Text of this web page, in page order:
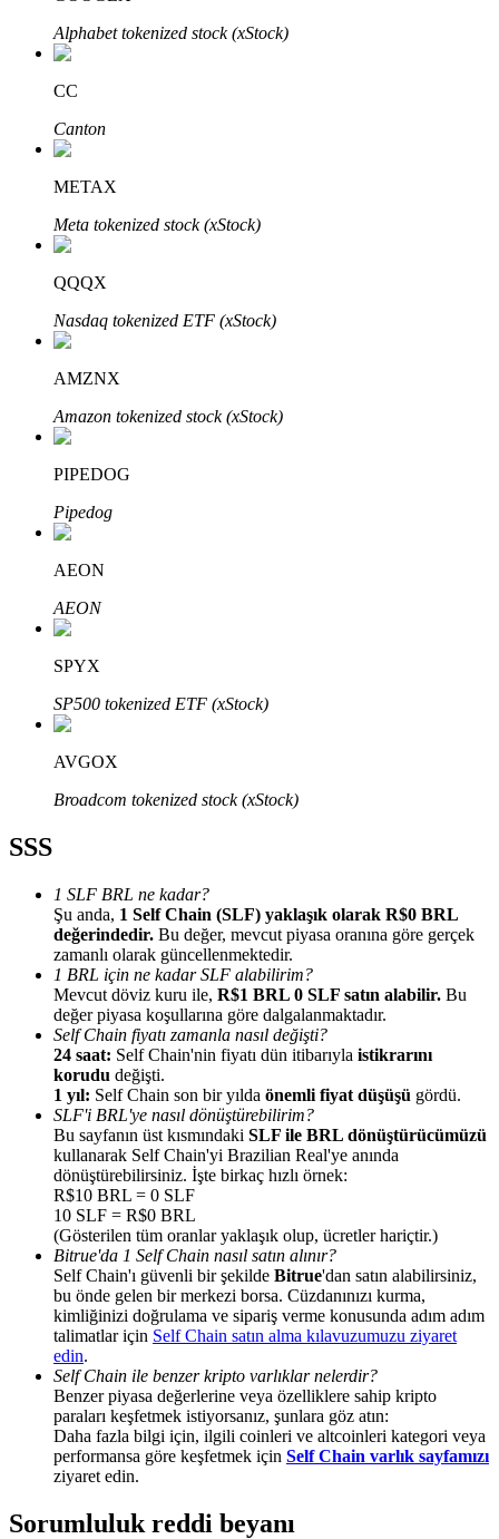
Otomatik Yatırım
Uzun vadeli kâr ve esnek çıkarlar elde edin
Bitrue
Bitrue Ortakları
Kullanıcı başına %65'e kadar komisyon!
Yönlendirme
Arkadaşını davet et, nakit ödüller kazan
BTC Welcome Rewards
BTC Welcome Rewards
Alphabet tokenized stock (xStock)
CC
Canton
METAX
Meta tokenized stock (xStock)
QQQX
Nasdaq tokenized ETF (xStock)
AMZNX
Amazon tokenized stock (xStock)
PIPEDOG
Pipedog
AEON
AEON
SPYX
SP500 tokenized ETF (xStock)
AVGOX
Broadcom tokenized stock (xStock)
SSS
1 SLF BRL ne kadar?
Şu anda, 1 Self Chain (SLF) yaklaşık olarak R$0 BRL
değerindedir. Bu değer, mevcut piyasa oranına göre gerçek
zamanlı olarak güncellenmektedir.
1 BRL için ne kadar SLF alabilirim?
Mevcut döviz kuru ile, R$1 BRL 0 SLF satın alabilir. Bu
değer piyasa koşullarına göre dalgalanmaktadır.
Self Chain fiyatı zamanla nasıl değişti?
24 saat: Self Chain'nin fiyatı dün itibarıyla istikrarını
korudu değişti.
1 yıl: Self Chain son bir yılda önemli fiyat düşüşü gördü.
SLF'i BRL'ye nasıl dönüştürebilirim?
Bu sayfanın üst kısmındaki SLF ile BRL dönüştürücümüzü
kullanarak Self Chain'yi Brazilian Real'ye anında
dönüştürebilirsiniz. İşte birkaç hızlı örnek:
R$10 BRL = 0 SLF
10 SLF = R$0 BRL
(Gösterilen tüm oranlar yaklaşık olup, ücretler hariçtir.)
Bitrue'da 1 Self Chain nasıl satın alınır?
Self Chain'ı güvenli bir şekilde Bitrue'dan satın alabilirsiniz,
bu önde gelen bir merkezi borsa. Cüzdanınızı kurma,
kimliğinizi doğrulama ve sipariş verme konusunda adım adım
talimatlar için Self Chain satın alma kılavuzumuzu ziyaret
edin.
Self Chain ile benzer kripto varlıklar nelerdir?
Benzer piyasa değerlerine veya özelliklere sahip kripto
paraları keşfetmek istiyorsanız, şunlara göz atın:
Daha fazla bilgi için, ilgili coinleri ve altcoinleri kategori veya
performansa göre keşfetmek için Self Chain varlık sayfamızı
ziyaret edin.
Sorumluluk reddi beyanı